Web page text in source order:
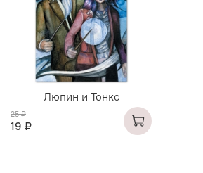
Люпин и Тонкс
25 ₽
19 ₽